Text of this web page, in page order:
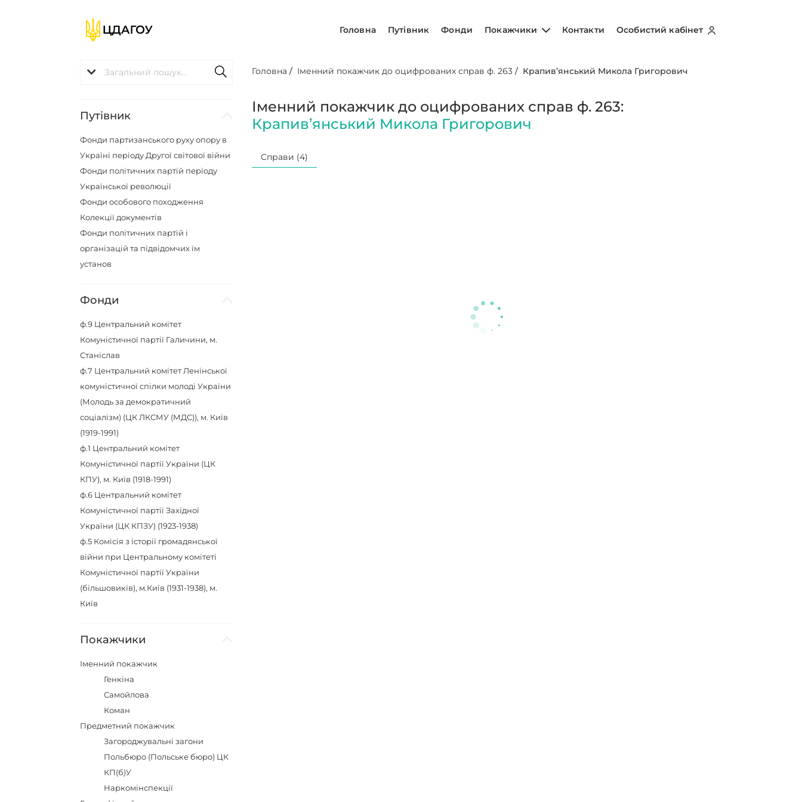
Головна Путівник Фонди Покажчики Контакти Особистий кабінет
Путівник
Фонди партизанського руху опору в
Україні періоду Другої світової війни
Фонди політичних партій періоду
Української революції
Фонди особового походження
Колекції документів
Фонди політичних партій і
організацій та підвідомчих їм
установ
Фонди
ф.9 Центральний комітет
Комуністичної партії Галичини, м.
Станіслав
ф.7 Центральний комітет Ленінської
комуністичної спілки молоді України
(Молодь за демократичний
соціалізм) (ЦК ЛКСМУ (МДС)), м. Київ
(1919-1991)
ф.1 Центральний комітет
Комуністичної партії України (ЦК
КПУ), м. Київ (1918-1991)
ф.6 Центральний комітет
Комуністичної партії Західної
України (ЦК КПЗУ) (1923-1938)
ф.5 Комісія з історії громадянської
війни при Центральному комітеті
Комуністичної партії України
(більшовиків), м.Київ (1931-1938), м.
Київ
Покажчики
Іменний покажчик
Генкіна
Самойлова
Коман
Предметний покажчик
Загороджувальні загони
Польбюро (Польське бюро) ЦК
КП(б)У
Наркомінспекції
Головна / Іменний покажчик до оцифрованих справ ф. 263 / Крапив’янський Микола Григорович
Іменний покажчик до оцифрованих справ ф. 263:
Крапив’янський Микола Григорович
Справи (4)